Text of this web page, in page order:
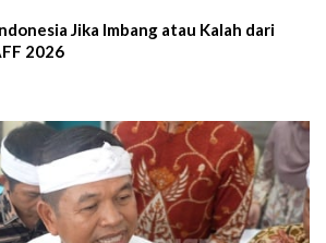
Jika Imbang atau Kalah dari
2026